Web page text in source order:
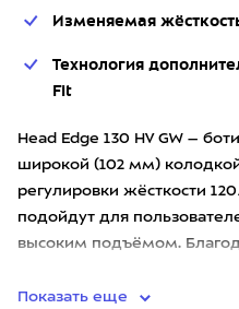
Изменяемая
Технология
Fit
Head Edge 130 HV GW –
широкой (102 мм)
регулировки жёсткости
подойдут для
высоким подъёмом.
Показать еще